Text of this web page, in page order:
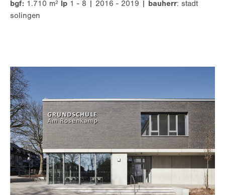
support
24h
we offer support for our customers
mon - fri 8:00am - 5:00pm (gmt +1)
get in touch
cybersteel inc.
376-293 city road, suite 600
bgf: 1.710 m² lp 1 - 8 | 2016 - 2019 | bauherr: stadt
solingen